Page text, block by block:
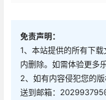
免责声明：
1、本站提供的所有下
内删除。如需体验更多
2、如有内容侵犯您的
送到邮箱：